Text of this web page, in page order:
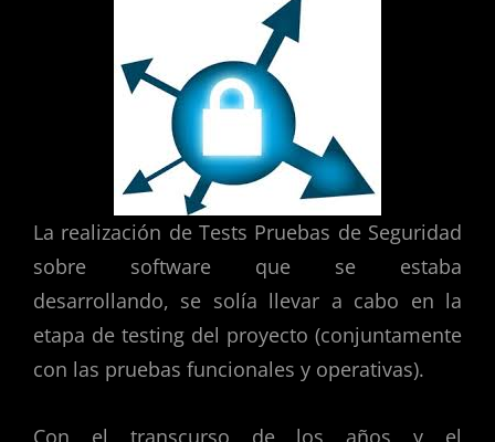
La realización de Tests Pruebas de Seguridad
sobre software que se estaba
desarrollando, se solía llevar a cabo en la
etapa de testing del proyecto (conjuntamente
con las pruebas funcionales y operativas).
Con el transcurso de los años y el